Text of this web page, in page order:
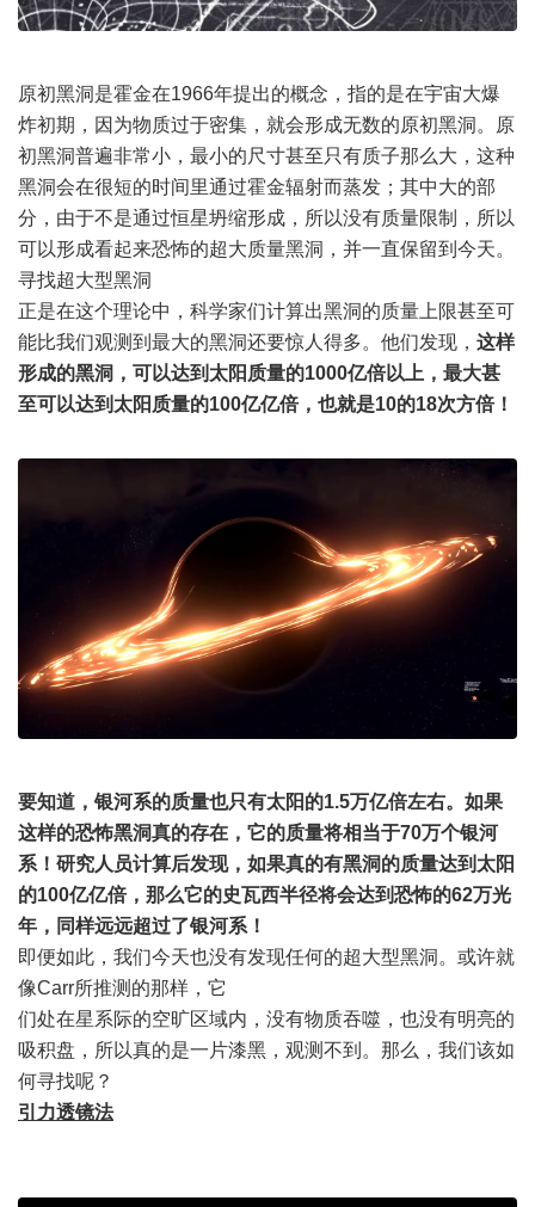
原初黑洞是霍金在1966年提出的概念，指的是在宇宙大爆
炸初期，因为物质过于密集，就会形成无数的原初黑洞。原
初黑洞普遍非常小，最小的尺寸甚至只有质子那么大，这种
黑洞会在很短的时间里通过霍金辐射而蒸发；其中大的部
分，由于不是通过恒星坍缩形成，所以没有质量限制，所以
可以形成看起来恐怖的超大质量黑洞，并一直保留到今天。
寻找超大型黑洞
正是在这个理论中，科学家们计算出黑洞的质量上限甚至可
能比我们观测到最大的黑洞还要惊人得多。他们发现， 这样
形成的黑洞，可以达到太阳质量的1000亿倍以上，最大甚
至可以达到太阳质量的100亿亿倍，也就是10的18次方倍！
要知道，银河系的质量也只有太阳的1.5万亿倍左右。如果
这样的恐怖黑洞真的存在，它的质量将相当于70万个银河
系！研究人员计算后发现，如果真的有黑洞的质量达到太阳
的100亿亿倍，那么它的史瓦西半径将会达到恐怖的62万光
年，同样远远超过了银河系！
即便如此，我们今天也没有发现任何的超大型黑洞。或许就
像Carr所推测的那样，它
们处在星系际的空旷区域内，没有物质吞噬，也没有明亮的
吸积盘，所以真的是一片漆黑，观测不到。那么，我们该如
何寻找呢？
引力透镜法